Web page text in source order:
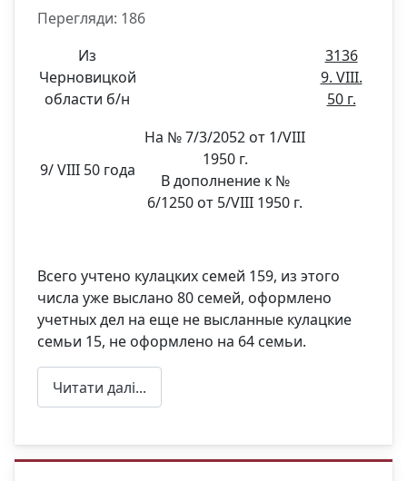
Перегляди: 186
Из
Черновицкой
области б/н
3136
9. VIII.
50 г.
9/ VIII 50 года
На № 7/3/2052 от 1/VIII
1950 г.
В дополнение к №
6/1250 от 5/VIII 1950 г.
Всего учтено кулацких семей 159, из этого
числа уже выслано 80 семей, оформлено
учетных дел на еще не высланные кулацкие
семьи 15, не оформлено на 64 семьи.
Читати далі...